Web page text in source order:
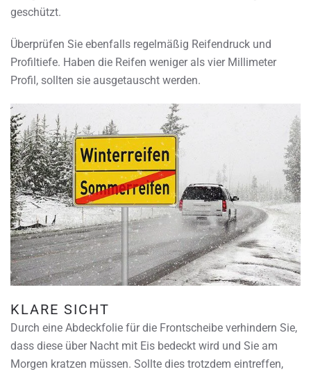
geschützt.
Überprüfen Sie ebenfalls regelmäßig Reifendruck und
Profiltiefe. Haben die Reifen weniger als vier Millimeter
Profil, sollten sie ausgetauscht werden.
KLARE SICHT
Durch eine Abdeckfolie für die Frontscheibe verhindern Sie,
dass diese über Nacht mit Eis bedeckt wird und Sie am
Morgen kratzen müssen. Sollte dies trotzdem eintreffen,